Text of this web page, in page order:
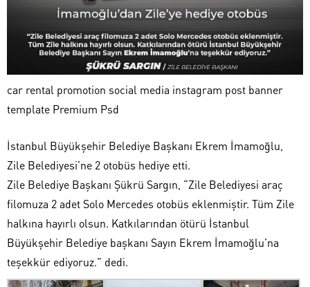
car rental promotion social media instagram post banner
template Premium Psd
İstanbul Büyükşehir Belediye Başkanı Ekrem İmamoğlu,
Zile Belediyesi’ne 2 otobüs hediye etti.
Zile Belediye Başkanı Şükrü Sargın, “Zile Belediyesi araç
filomuza 2 adet Solo Mercedes otobüs eklenmiştir. Tüm Zile
halkına hayırlı olsun. Katkılarından ötürü İstanbul
Büyükşehir Belediye başkanı Sayın Ekrem İmamoğlu’na
teşekkür ediyoruz.” dedi.